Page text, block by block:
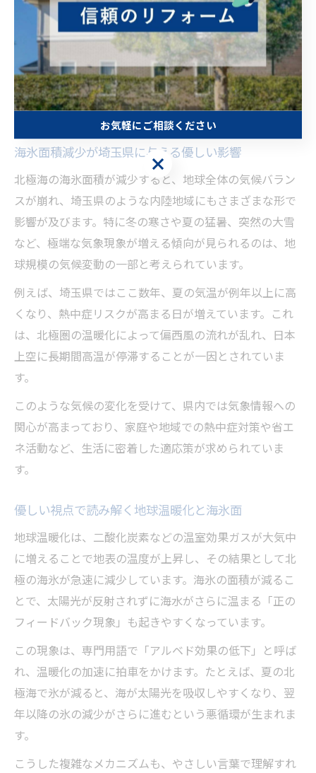
していることを示しています。
この現象は、単に遠い北極地域の話ではなく、私たちの
暮らしや将来の環境にも影響を及ぼす可能性があるた
め、正しく理解し、身近な問題として捉えることが大切
です。
海氷面積減少が埼玉県に与える優しい影響
北極海の海氷面積が減少すると、地球全体の気候バラン
スが崩れ、埼玉県のような内陸地域にもさまざまな形で
影響が及びます。特に冬の寒さや夏の猛暑、突然の大雪
など、極端な気象現象が増える傾向が見られるのは、地
球規模の気候変動の一部と考えられています。
例えば、埼玉県ではここ数年、夏の気温が例年以上に高
くなり、熱中症リスクが高まる日が増えています。これ
は、北極圏の温暖化によって偏西風の流れが乱れ、日本
上空に長期間高温が停滞することが一因とされていま
す。
このような気候の変化を受けて、県内では気象情報への
関心が高まっており、家庭や地域での熱中症対策や省エ
ネ活動など、生活に密着した適応策が求められていま
す。
優しい視点で読み解く地球温暖化と海氷面
地球温暖化は、二酸化炭素などの温室効果ガスが大気中
に増えることで地表の温度が上昇し、その結果として北
極の海氷が急速に減少しています。海氷の面積が減るこ
とで、太陽光が反射されずに海水がさらに温まる「正の
フィードバック現象」も起きやすくなっています。
この現象は、専門用語で「アルベド効果の低下」と呼ば
れ、温暖化の加速に拍車をかけます。たとえば、夏の北
極海で氷が減ると、海が太陽光を吸収しやすくなり、翌
年以降の氷の減少がさらに進むという悪循環が生まれま
す。
こうした複雑なメカニズムも、やさしい言葉で理解すれ
お気軽にご相談ください
お気軽にご相談ください